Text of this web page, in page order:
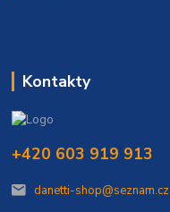
Kontakty
+420 603 919 913
danetti-shop@seznam.cz